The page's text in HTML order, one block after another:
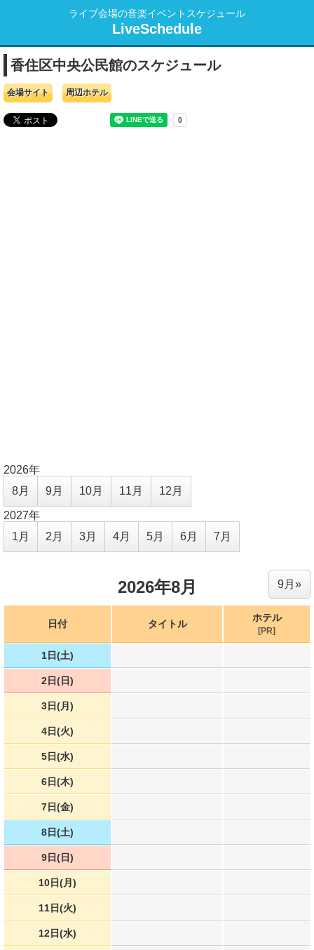
ライブ会場の音楽イベントスケジュール
LiveSchedule
香住区中央公民館のスケジュール
会場サイト 周辺ホテル
2026年
8月
9月 10月 11月 12月
2027年
1月
2月 3月 4月 5月 6月 7月
2026年8月 9月»
日付 タイトル
ホテル
[PR]
1日(土)
2日(日)
3日(月)
4日(火)
5日(水)
6日(木)
7日(金)
8日(土)
9日(日)
10日(月)
11日(火)
12日(水)